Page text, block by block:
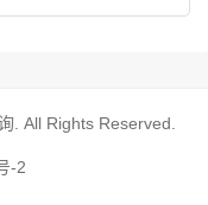
. All Rights Reserved.
-2